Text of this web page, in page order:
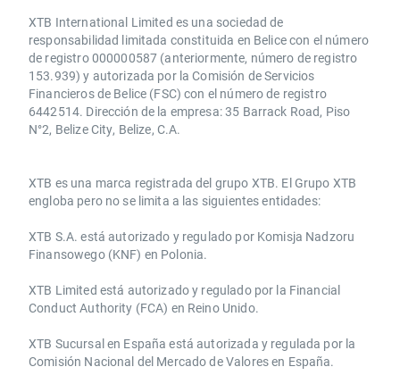
XTB International Limited es una sociedad de
responsabilidad limitada constituida en Belice con el número
de registro 000000587 (anteriormente, número de registro
153.939) y autorizada por la Comisión de Servicios
Financieros de Belice (FSC) con el número de registro
6442514. Dirección de la empresa: 35 Barrack Road, Piso
N°2, Belize City, Belize, C.A.
​​XTB es una marca registrada del grupo XTB. El Grupo XTB
engloba pero no se limita a las siguientes entidades:
XTB S.A.​ está autorizado y regulado por Komisja Nadzoru
Finansowego (KNF) ​en Polonia.
XTB Limited ​está autorizado y regulado por la ​Financial
Conduct Authority ​(FCA) en ​​Reino Unido.
XTB Sucursal en España está autorizada y regulada por la
Comisión Nacional del Mercado de Valores en España.